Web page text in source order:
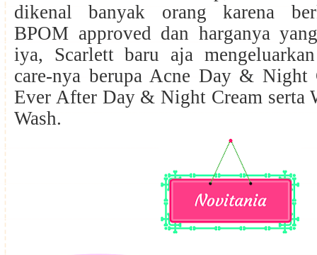
dikenal banyak orang karena
BPOM approved dan harganya
iya, Scarlett baru aja
care-nya berupa Acne Day & Night
Ever After Day & Night Cream serta
Wash.